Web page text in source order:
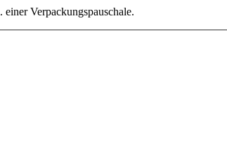
Verpackungspauschale.